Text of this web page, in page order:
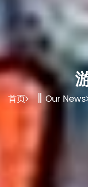
首页 Our News